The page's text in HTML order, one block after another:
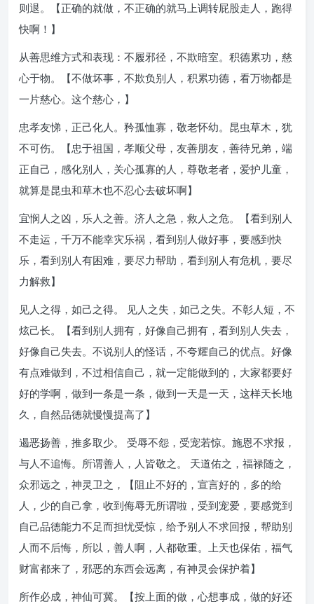
则退。【正确的就做，不正确的就马上调转屁股走人，跑得
快啊！】
从善思维方式和表现：不履邪径，不欺暗室。积德累功，慈
心于物。【不做坏事，不欺负别人，积累功德，看万物都是
一片慈心。这个慈心，】
忠孝友悌，正己化人。矜孤恤寡，敬老怀幼。昆虫草木，犹
不可伤。【忠于祖国，孝顺父母，友善朋友，善待兄弟，端
正自己，感化别人，关心孤寡的人，尊敬老者，爱护儿童，
就算是昆虫和草木也不忍心去破坏啊】
宜悯人之凶，乐人之善。济人之急，救人之危。【看到别人
不走运，千万不能幸灾乐祸，看到别人做好事，要感到快
乐，看到别人有困难，要尽力帮助，看到别人有危机，要尽
力解救】
见人之得，如己之得。 见人之失，如己之失。不彰人短，不
炫己长。【看到别人拥有，好像自己拥有，看到别人失去，
好像自己失去。不说别人的怪话，不夸耀自己的优点。好像
有点难做到，不过相信自己，就一定能做到的，大家都要好
好的学啊，做到一条是一条，做到一天是一天，这样天长地
久，自然品德就慢慢提高了】
遏恶扬善，推多取少。 受辱不怨，受宠若惊。施恩不求报，
与人不追悔。所谓善人，人皆敬之。 天道佑之，福禄随之，
众邪远之，神灵卫之，【阻止不好的，宣言好的，多的给
人，少的自己拿，收到侮辱无所谓啦，受到宠爱，要感觉到
自己品德能力不足而担忧受惊，给予别人不求回报，帮助别
人而不后悔，所以，善人啊，人都敬重。上天也保佑，福气
财富都来了，邪恶的东西会远离，有神灵会保护着】
所作必成，神仙可冀。【按上面的做，心想事成，做的好还